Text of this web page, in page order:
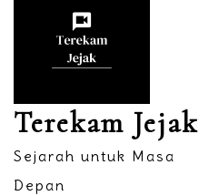
Terekam Jejak
Sejarah untuk Masa
Depan